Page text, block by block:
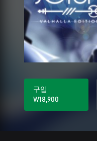
구입
₩18,900